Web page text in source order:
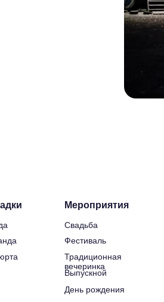
Мероприятия
Свадьба
Фестиваль
Традиционная
вечеринка
Выпускной
День рождения